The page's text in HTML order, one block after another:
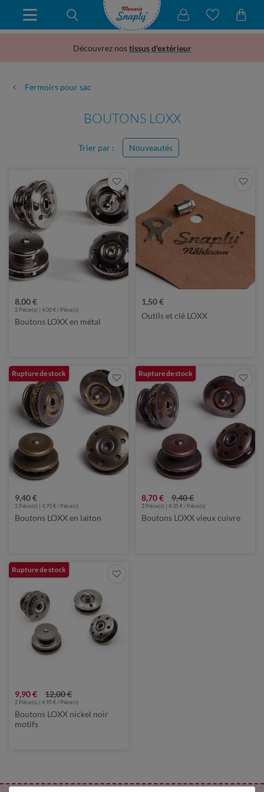
Découvrez nostissus d'extérieur
Fermoirs pour sac
BOUTONS LOXX
Trier par : Nouveautés
8,00 €
2 Pièce(s) | 4,00 € / Pièce(s)
Boutons LOXX en métal
1,50 €
Outils et clé LOXX
Rupture de stock
9,40 €
2 Pièce(s) | 4,70 € / Pièce(s)
Boutons LOXX en laiton
Rupture de stock
8,70 € 9,40 €
2 Pièce(s) | 4,35 € / Pièce(s)
Boutons LOXX vieux cuivre
Rupture de stock
9,90 € 12,00 €
2 Pièce(s) | 4,95 € / Pièce(s)
Boutons LOXX nickel noir
motifs